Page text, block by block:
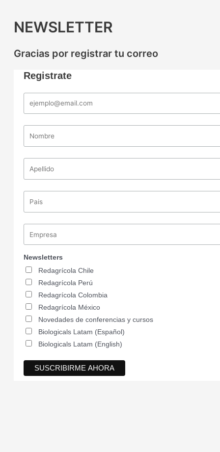
NEWSLETTER
Gracias por registrar tu correo
Registrate
Newsletters
Redagrícola Chile
Redagrícola Perú
Redagrícola Colombia
Redagrícola México
Novedades de conferencias y cursos
Biologicals Latam (Español)
Biologicals Latam (English)